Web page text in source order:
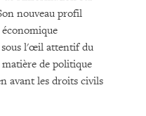
nouveau profil
sous l'œil attentif du
de politique
avant les droits civils